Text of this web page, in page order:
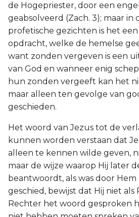
de Hogepriester, door een
geabsolveerd (Zach. 3); maar in
profetische gezichten is het
opdracht, welke de hemelse
want zonden vergeven is een
van God en wanneer enig
hun zonden vergeeft kan het
maar alleen ten gevolge van
geschieden.
Het woord van Jezus tot de
kunnen worden verstaan dat
alleen te kennen wilde geven,
maar de wijze waarop Hij later
beantwoordt, als was door Hem
geschied, bewijst dat Hij niet als
Rechter het woord gesproken